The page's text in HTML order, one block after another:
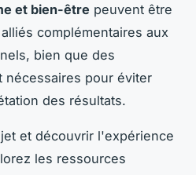
et bien-être peuvent être
complémentaires aux
bien que des
nécessaires pour éviter
des résultats.
et découvrir l'expérience
les ressources